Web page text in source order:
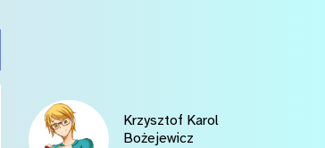
Krzysztof Karol
Bożejewicz